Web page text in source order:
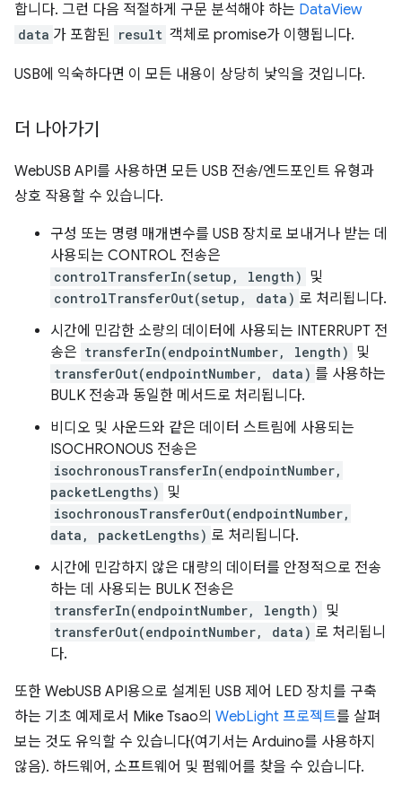
합니다. 그런 다음 적절하게 구문 분석해야 하는 DataView
data 가 포함된 result 객체로 promise가 이행됩니다.
USB에 익숙하다면 이 모든 내용이 상당히 낯익을 것입니다.
더 나아가기
WebUSB API를 사용하면 모든 USB 전송/엔드포인트 유형과
상호 작용할 수 있습니다.
구성 또는 명령 매개변수를 USB 장치로 보내거나 받는 데
사용되는 CONTROL 전송은
controlTransferIn(setup, length) 및
controlTransferOut(setup, data) 로 처리됩니다.
시간에 민감한 소량의 데이터에 사용되는 INTERRUPT 전
송은 transferIn(endpointNumber, length) 및
transferOut(endpointNumber, data) 를 사용하는
BULK 전송과 동일한 메서드로 처리됩니다.
비디오 및 사운드와 같은 데이터 스트림에 사용되는
ISOCHRONOUS 전송은
isochronousTransferIn(endpointNumber,
packetLengths) 및
isochronousTransferOut(endpointNumber,
data, packetLengths) 로 처리됩니다.
시간에 민감하지 않은 대량의 데이터를 안정적으로 전송
하는 데 사용되는 BULK 전송은
transferIn(endpointNumber, length) 및
transferOut(endpointNumber, data) 로 처리됩니
다.
또한 WebUSB API용으로 설계된 USB 제어 LED 장치를 구축
하는 기초 예제로서 Mike Tsao의 WebLight 프로젝트를 살펴
보는 것도 유익할 수 있습니다(여기서는 Arduino를 사용하지
않음). 하드웨어, 소프트웨어 및 펌웨어를 찾을 수 있습니다.